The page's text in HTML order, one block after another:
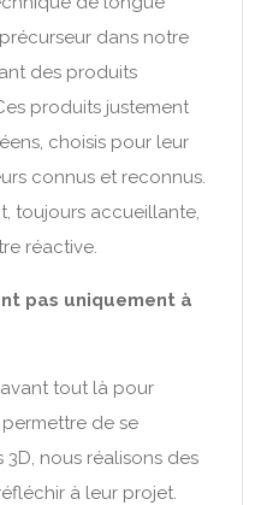
dans notre
des produits
produits justement
choisis pour leur
connus et reconnus.
toujours accueillante,
réactive.
pas uniquement à
tout là pour
de se
nous réalisons des
à leur projet.